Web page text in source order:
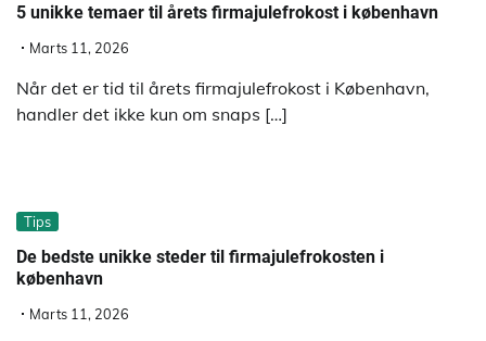
5 unikke temaer til årets firmajulefrokost i københavn
Marts 11, 2026
Når det er tid til årets firmajulefrokost i København,
handler det ikke kun om snaps […]
Tips
De bedste unikke steder til firmajulefrokosten i
københavn
Marts 11, 2026